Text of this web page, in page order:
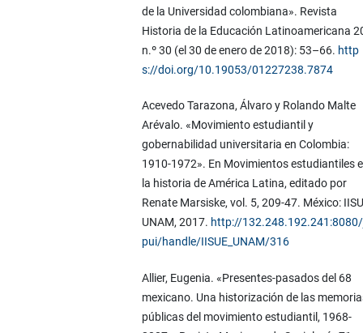
de la Universidad colombiana». Revista
Historia de la Educación Latinoamericana
n.º 30 (el 30 de enero de 2018): 53–66. http
s://doi.org/10.19053/01227238.7874
Acevedo Tarazona, Álvaro y Rolando Malte
Arévalo. «Movimiento estudiantil y
gobernabilidad universitaria en Colombia:
1910-1972». En Movimientos estudiantiles
la historia de América Latina, editado por
Renate Marsiske, vol. 5, 209-47. México:
UNAM, 2017. http://
pui/handle/IISUE_UNAM/316
Allier, Eugenia. «Presentes-pasados del 68
mexicano. Una historización de las
públicas del movimiento estudiantil, 1968-